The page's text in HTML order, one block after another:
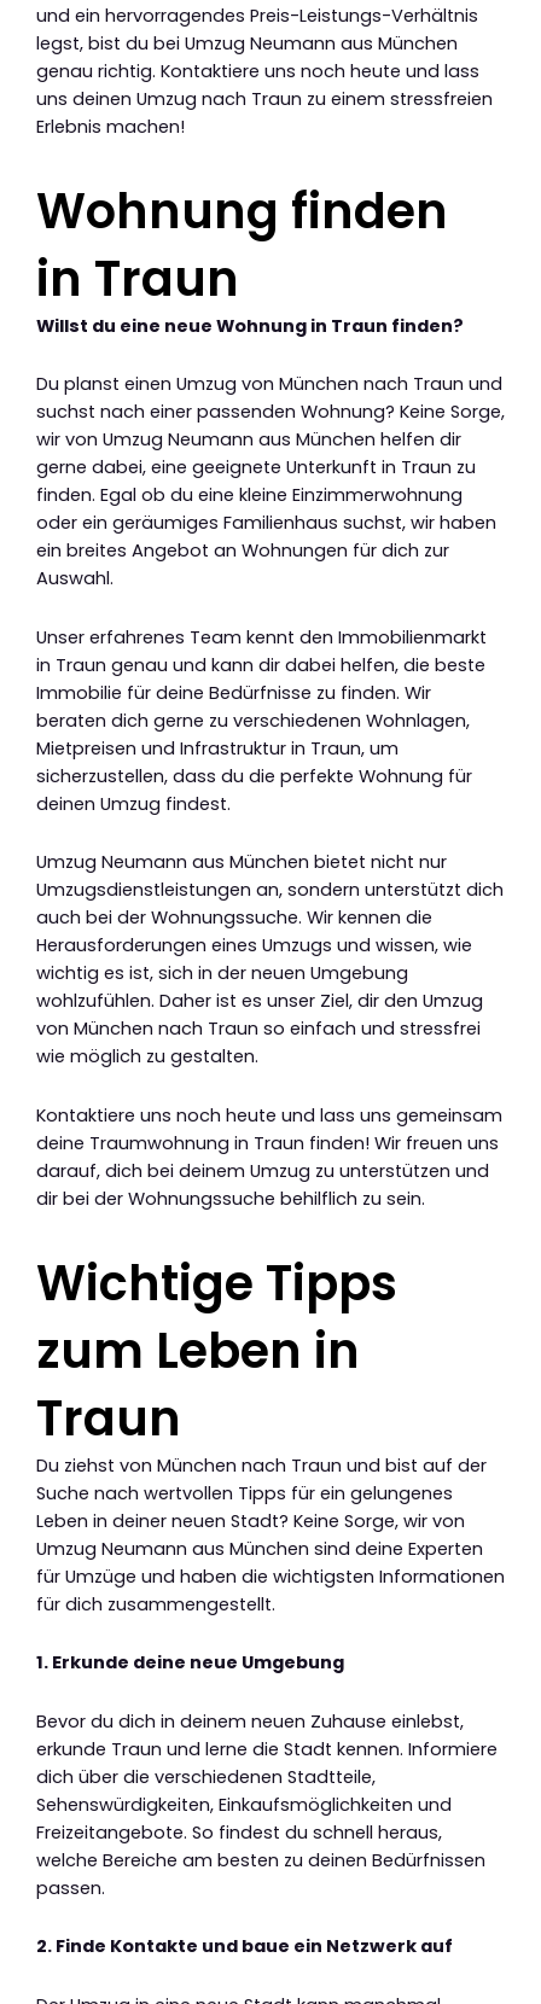
und ein hervorragendes Preis-Leistungs-Verhältnis
legst, bist du bei Umzug Neumann aus München
genau richtig. Kontaktiere uns noch heute und lass
uns deinen Umzug nach Traun zu einem stressfreien
Erlebnis machen!
Wohnung finden
in Traun
Willst du eine neue Wohnung in Traun finden?
Du planst einen Umzug von München nach Traun und
suchst nach einer passenden Wohnung? Keine Sorge,
wir von Umzug Neumann aus München helfen dir
gerne dabei, eine geeignete Unterkunft in Traun zu
finden. Egal ob du eine kleine Einzimmerwohnung
oder ein geräumiges Familienhaus suchst, wir haben
ein breites Angebot an Wohnungen für dich zur
Auswahl.
Unser erfahrenes Team kennt den Immobilienmarkt
in Traun genau und kann dir dabei helfen, die beste
Immobilie für deine Bedürfnisse zu finden. Wir
beraten dich gerne zu verschiedenen Wohnlagen,
Mietpreisen und Infrastruktur in Traun, um
sicherzustellen, dass du die perfekte Wohnung für
deinen Umzug findest.
Umzug Neumann aus München bietet nicht nur
Umzugsdienstleistungen an, sondern unterstützt dich
auch bei der Wohnungssuche. Wir kennen die
Herausforderungen eines Umzugs und wissen, wie
wichtig es ist, sich in der neuen Umgebung
wohlzufühlen. Daher ist es unser Ziel, dir den Umzug
von München nach Traun so einfach und stressfrei
wie möglich zu gestalten.
Kontaktiere uns noch heute und lass uns gemeinsam
deine Traumwohnung in Traun finden! Wir freuen uns
darauf, dich bei deinem Umzug zu unterstützen und
dir bei der Wohnungssuche behilflich zu sein.
Wichtige Tipps
zum Leben in
Traun
Du ziehst von München nach Traun und bist auf der
Suche nach wertvollen Tipps für ein gelungenes
Leben in deiner neuen Stadt? Keine Sorge, wir von
Umzug Neumann aus München sind deine Experten
für Umzüge und haben die wichtigsten Informationen
für dich zusammengestellt.
1. Erkunde deine neue Umgebung
Bevor du dich in deinem neuen Zuhause einlebst,
erkunde Traun und lerne die Stadt kennen. Informiere
dich über die verschiedenen Stadtteile,
Sehenswürdigkeiten, Einkaufsmöglichkeiten und
Freizeitangebote. So findest du schnell heraus,
welche Bereiche am besten zu deinen Bedürfnissen
passen.
2. Finde Kontakte und baue ein Netzwerk auf